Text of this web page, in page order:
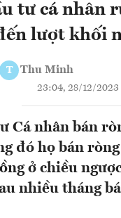
tư cá nhân
lượt khối
T Thu Minh
23:04, 28/12/2023
Cá nhân bán
đó họ bán
ở chiều
nhiều tháng